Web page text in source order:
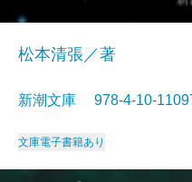
松本清張／著
新潮文庫 978-4-10-
文庫電子書籍あり